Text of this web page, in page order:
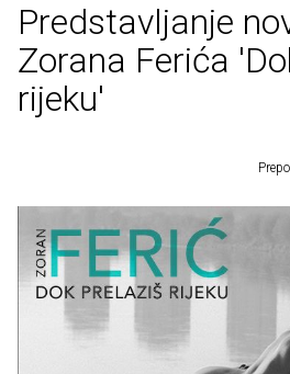
Predstavljanje
Zorana Ferića
rijeku'